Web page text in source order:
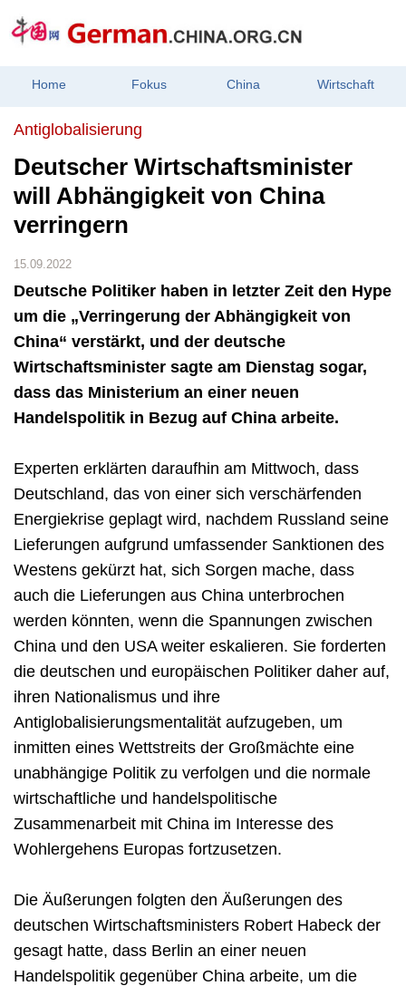
Home Fokus China Wirtschaft
Antiglobalisierung
​Deutscher Wirtschaftsminister
will Abhängigkeit von China
verringern
15.09.2022
Deutsche Politiker haben in letzter Zeit den Hype
um die „Verringerung der Abhängigkeit von
China“ verstärkt, und der deutsche
Wirtschaftsminister sagte am Dienstag sogar,
dass das Ministerium an einer neuen
Handelspolitik in Bezug auf China arbeite.
Experten erklärten daraufhin am Mittwoch, dass
Deutschland, das von einer sich verschärfenden
Energiekrise geplagt wird, nachdem Russland seine
Lieferungen aufgrund umfassender Sanktionen des
Westens gekürzt hat, sich Sorgen mache, dass
auch die Lieferungen aus China unterbrochen
werden könnten, wenn die Spannungen zwischen
China und den USA weiter eskalieren. Sie forderten
die deutschen und europäischen Politiker daher auf,
ihren Nationalismus und ihre
Antiglobalisierungsmentalität aufzugeben, um
inmitten eines Wettstreits der Großmächte eine
unabhängige Politik zu verfolgen und die normale
wirtschaftliche und handelspolitische
Zusammenarbeit mit China im Interesse des
Wohlergehens Europas fortzusetzen.
Die Äußerungen folgten den Äußerungen des
deutschen Wirtschaftsministers Robert Habeck der
gesagt hatte, dass Berlin an einer neuen
Handelspolitik gegenüber China arbeite, um die